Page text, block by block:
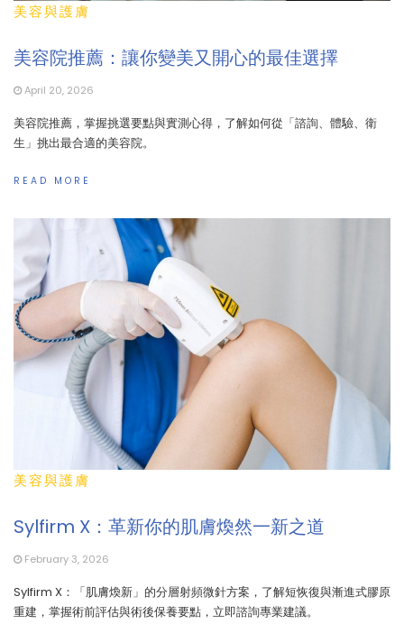
美容與護膚
美容院推薦：讓你變美又開心的最佳選擇
April 20, 2026
美容院推薦，掌握挑選要點與實測心得，了解如何從「諮詢、體驗、衛
生」挑出最合適的美容院。
READ MORE
美容與護膚
Sylfirm X：革新你的肌膚煥然一新之道
February 3, 2026
Sylfirm X：「肌膚煥新」的分層射頻微針方案，了解短恢復與漸進式膠原
重建，掌握術前評估與術後保養要點，立即諮詢專業建議。